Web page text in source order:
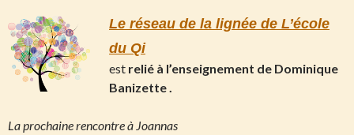
Le réseau de la lignée de L’école
du Qi
est relié à l’enseignement de Dominique
Banizette .
La prochaine rencontre à Joannas